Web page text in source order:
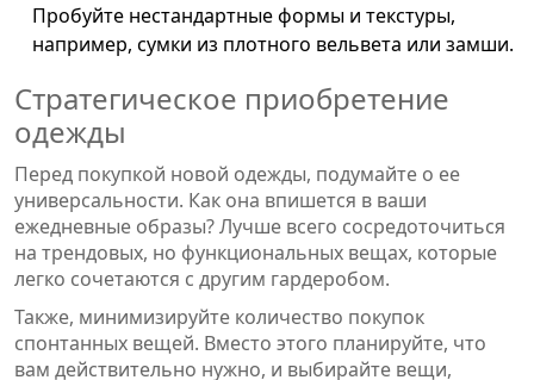
Пробуйте нестандартные формы и текстуры,
например, сумки из плотного вельвета или замши.
Стратегическое приобретение
одежды
Перед покупкой новой одежды, подумайте о ее
универсальности. Как она впишется в ваши
ежедневные образы? Лучше всего сосредоточиться
на трендовых, но функциональных вещах, которые
легко сочетаются с другим гардеробом.
Также, минимизируйте количество покупок
спонтанных вещей. Вместо этого планируйте, что
вам действительно нужно, и выбирайте вещи,